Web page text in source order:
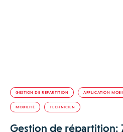
GESTION DE RÉPARTITION APPLICATION
MOBILITÉ TECHNICIEN
Gestion de répartition: